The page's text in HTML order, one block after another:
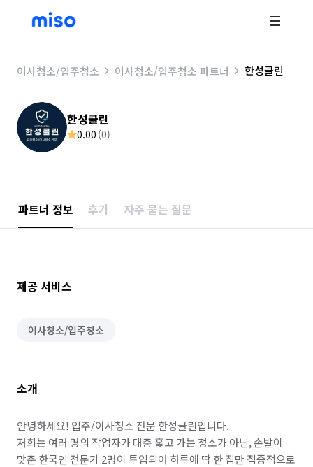
이사청소/입주청소 이사청소/입주청소 파트너 한성클린
한성클린
0.00 (0)
파트너 정보 후기 자주 묻는 질문
제공 서비스
이사청소/입주청소
소개
안녕하세요! 입주/이사청소 전문 한성클린입니다.
저희는 여러 명의 작업자가 대충 훑고 가는 청소가 아닌, 손발이
맞춘 한국인 전문가 2명이 투입되어 하루에 딱 한 집만 집중적으로